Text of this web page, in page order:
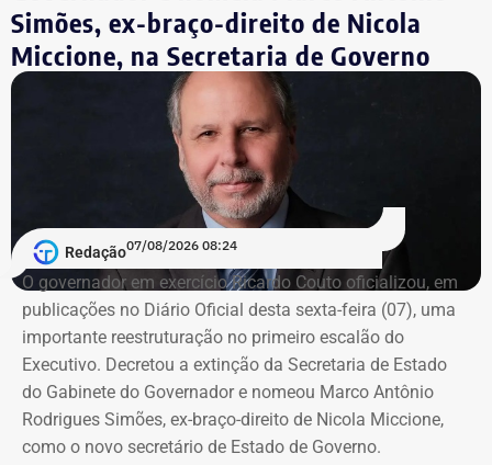
“Os seus membros padres, sacerdotes e arcebispos
desempenham função de relevância e representam uma
figura de autoridade no seio da sociedade, respeitada por
séculos na história da humanidade. Com base nisso, a
vítima tinha uma confiança exacerbada no réu, naquele
que foi padre”, disse a juíza.
A partir da revelação dos abusos, o MPRJ aditou a
denúncia para incluir as acusações de estupro de
vulnerável, fornecimento de material pornográfico a
criança para fins libidinosos e instigação ao suicídio.
Com a decisão, o Conselho de Sentença reconheceu
integralmente a responsabilidade do ex-padre pelos
crimes apontados pelo MPRJ.
Couto extingue Gabinete do Governador
As baixas de peso não pararam por aí. Couto oficializou,
Simões, ex-braço-direito de Nicola
Miccione, na Secretaria de Governo
Redação07/08/2026 08:24
O governador em exercício Ricardo Couto oficializou, em
publicações no Diário Oficial desta sexta-feira (07), uma
importante reestruturação no primeiro escalão do
Executivo. Decretou a extinção da Secretaria de Estado
do Gabinete do Governador e nomeou Marco Antônio
Rodrigues Simões, ex-braço-direito de Nicola Miccione,
como o novo secretário de Estado de Governo.